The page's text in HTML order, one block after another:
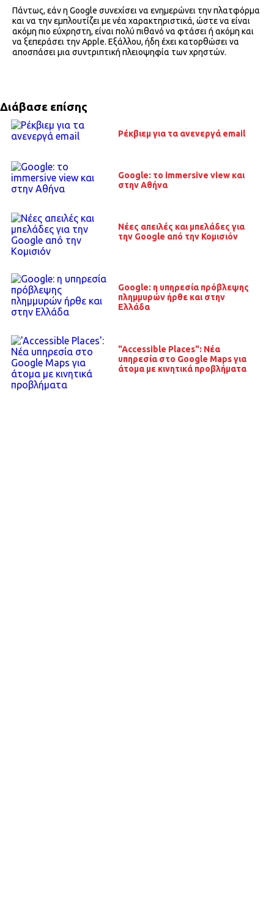
Πάντως, εάν η Google συνεχίσει να ενημερώνει την πλατφόρμα
και να την εμπλουτίζει με νέα χαρακτηριστικά, ώστε να είναι
ακόμη πιο εύχρηστη, είναι πολύ πιθανό να φτάσει ή ακόμη και
να ξεπεράσει την Apple. Εξάλλου, ήδη έχει κατορθώσει να
αποσπάσει μια συντριπτική πλειοψηφία των χρηστών.
Διάβασε επίσης
Ρέκβιεμ για τα ανενεργά email
Google: το immersive view και
στην Αθήνα
Νέες απειλές και μπελάδες για
την Google από την Κομισιόν
Google: η υπηρεσία πρόβλεψης
πλημμυρών ήρθε και στην
Ελλάδα
"Accessible Places": Νέα
υπηρεσία στο Google Maps για
άτομα με κινητικά προβλήματα